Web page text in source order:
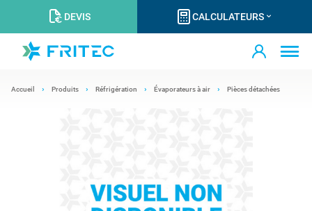
DEVIS CALCULATEURS
Accueil Produits Réfrigération Évaporateurs à air Pièces détachées